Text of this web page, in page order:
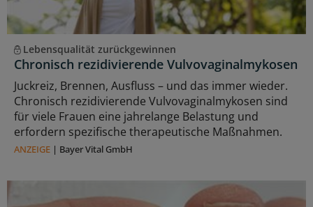
Lebensqualität zurückgewinnen
Chronisch rezidivierende Vulvovaginalmykosen
Juckreiz, Brennen, Ausfluss – und das immer wieder.
Chronisch rezidivierende Vulvovaginalmykosen sind
für viele Frauen eine jahrelange Belastung und
erfordern spezifische therapeutische Maßnahmen.
ANZEIGE | Bayer Vital GmbH